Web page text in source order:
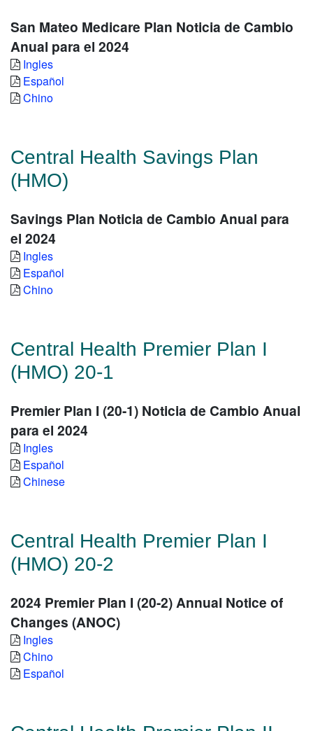
San Mateo Medicare Plan Noticia de Cambio
Anual para el 2024
Ingles
Español
Chino
Central Health Savings Plan
(HMO)
Savings Plan Noticia de Cambio Anual para
el 2024
Ingles
Español
Chino
Central Health Premier Plan I
(HMO) 20-1
Premier Plan I (20-1) Noticia de Cambio Anual
para el 2024
Ingles
Español
Chinese
Central Health Premier Plan I
(HMO) 20-2
2024 Premier Plan I (20-2) Annual Notice of
Changes (ANOC)
Ingles
Chino
Español